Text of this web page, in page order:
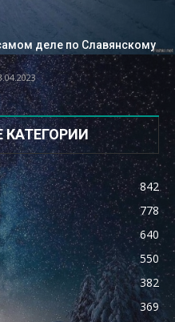
деле по Славянскому
842
778
640
550
382
369